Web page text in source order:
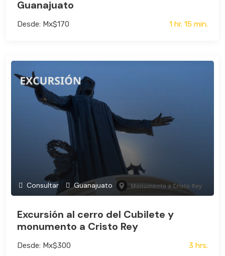
Guanajuato
Desde: Mx$170 1 hr. 15 min.
Consultar Guanajuato
Excursión al cerro del Cubilete y
monumento a Cristo Rey
Desde: Mx$300 3 hrs.